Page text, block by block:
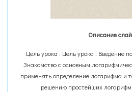
Описание
Цель урока : Цель урока : Введение
Знакомство с основным
применять определение логарифма и
решению простейших